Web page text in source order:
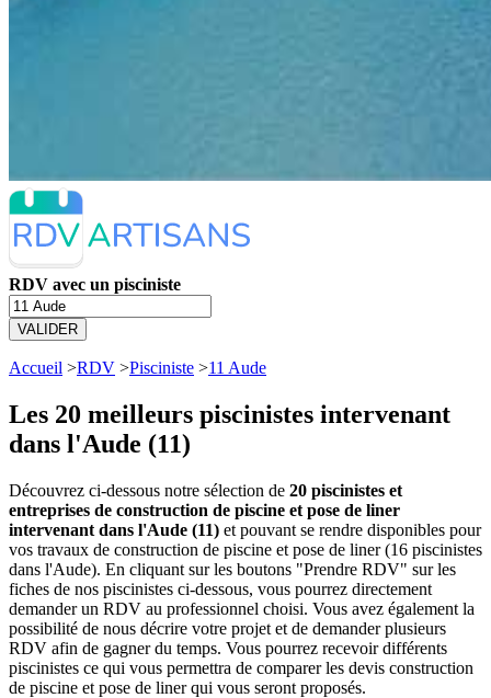
RDV avec un pisciniste
VALIDER
Accueil >RDV >Pisciniste >11 Aude
Les 20 meilleurs piscinistes intervenant
dans l'Aude (11)
Découvrez ci-dessous notre sélection de 20 piscinistes et
entreprises de construction de piscine et pose de liner
intervenant dans l'Aude (11) et pouvant se rendre disponibles pour
vos travaux de construction de piscine et pose de liner (16 piscinistes
dans l'Aude). En cliquant sur les boutons "Prendre RDV" sur les
fiches de nos piscinistes ci-dessous, vous pourrez directement
demander un RDV au professionnel choisi. Vous avez également la
possibilité de nous décrire votre projet et de demander plusieurs
RDV afin de gagner du temps. Vous pourrez recevoir différents
piscinistes ce qui vous permettra de comparer les devis construction
de piscine et pose de liner qui vous seront proposés.